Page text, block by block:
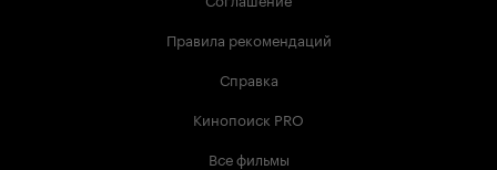
Правила рекомендаций
Справка
Кинопоиск PRO
Все фильмы